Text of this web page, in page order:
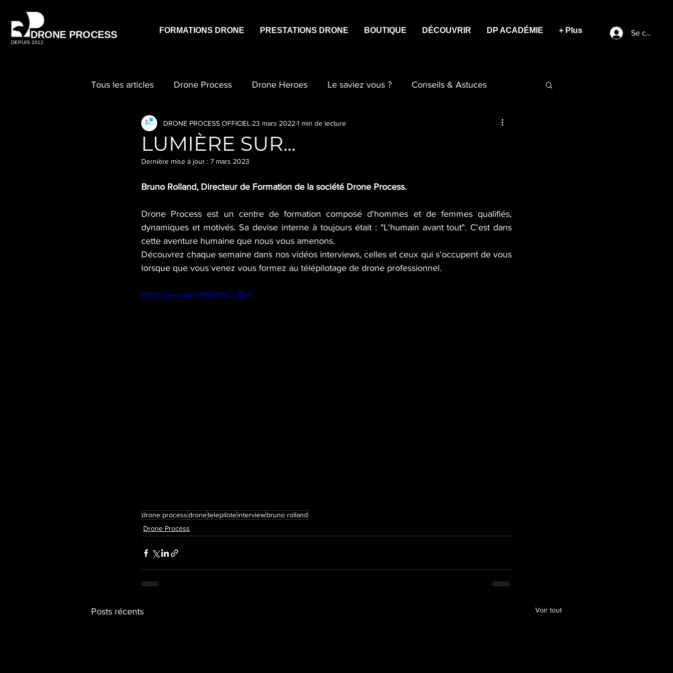
DRONE PROCESS
DEPUIS 2012
FORMATIONS DRONE PRESTATIONS DRONE BOUTIQUE DÉCOUVRIR DP ACADÉMIE + Plus Se
Tous les articles Drone Process Drone Heroes Le saviez vous ? Conseils & Astuces
LUMIÈRE SUR...
DRONE PROCESS OFFICIEL 23 mars 2022 1 min de lecture
Dernière mise à jour : 7 mars 2023
Bruno Rolland, Directeur de Formation de la société Drone Process.
Drone Process est un centre de formation composé d'hommes et de femmes qualifiés,
dynamiques et motivés. Sa devise interne à toujours était : "L'humain avant tout". C'est dans
cette aventure humaine que nous vous amenons.
Découvrez chaque semaine dans nos vidéos interviews, celles et ceux qui s'occupent de vous
lorsque que vous venez vous formez au télépilotage de drone professionnel.
https://youtu.be/W0btMu_U5ok
drone processdronetelepiloteinterviewbruno rolland
Drone Process
Posts récents Voir tout